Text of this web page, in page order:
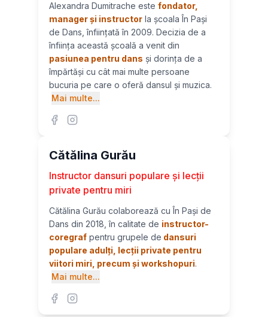
Alexandra Dumitrache este fondator,
manager și instructor la școala În Pași
de Dans, înființată în 2009. Decizia de a
înființa această școală a venit din
pasiunea pentru dans și dorința de a
împărtăși cu cât mai multe persoane
bucuria pe care o oferă dansul și muzica.
Mai multe...
Cătălina Gurău
Instructor dansuri populare și lecții
private pentru miri
Cătălina Gurău colaborează cu În Pași de
Dans din 2018, în calitate de instructor-
coregraf pentru grupele de dansuri
populare adulți, lecții private pentru
viitori miri, precum și workshopuri.
Mai multe...